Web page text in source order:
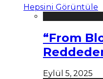
Hepsini Görüntüle
“From
Eylül 5, 2025